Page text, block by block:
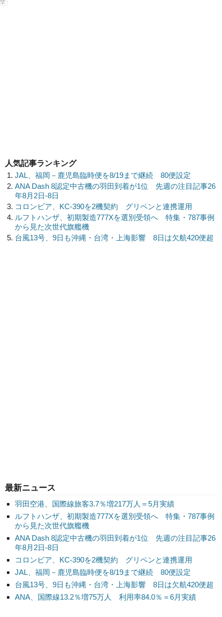
最新ニュース
羽田空港、国際線旅客3.7％増217万人＝5月実績
ルフトハンザ、初期製造777Xを選別受領へ 特集・787事例
から見た次世代旗艦機
ANA Dash 8認定中古機の羽田到着が1位 先週の注目記事26
年8月2日-8日
コロンビア、KC-390を2機契約 グリペンと連携運用
JAL、福岡－鹿児島臨時便を8/19まで継続 80便設定
台風13号、9日も沖縄・台湾・上海影響 8日は欠航420便超
ANA、国際線13.2％増75万人 利用率84.0％＝6月実績
空
人気記事ランキング
JAL、福岡－鹿児島臨時便を8/19まで継続 80便設定
ANA Dash 8認定中古機の羽田到着が1位 先週の注目記事26
年8月2日-8日
コロンビア、KC-390を2機契約 グリペンと連携運用
ルフトハンザ、初期製造777Xを選別受領へ 特集・787事例
から見た次世代旗艦機
台風13号、9日も沖縄・台湾・上海影響 8日は欠航420便超